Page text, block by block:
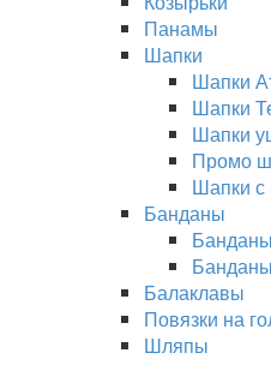
Панамы
Шапки
Шапки
Шапки
Шапки
Промо
Шапки
Банданы
Балаклавы
Повязки на
Шляпы